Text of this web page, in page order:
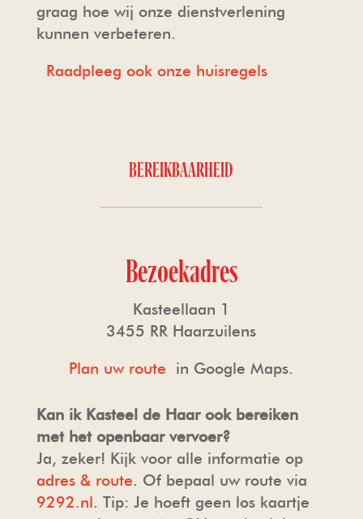
graag hoe wij onze dienstverlening
kunnen verbeteren.
Raadpleeg ook onze huisregels
BEREIKBAARHEID
Bezoekadres
Kasteellaan 1
3455 RR Haarzuilens
Plan uw route in Google Maps.
Kan ik Kasteel de Haar ook bereiken
met het openbaar vervoer?
Ja, zeker! Kijk voor alle informatie op
adres & route. Of bepaal uw route via
9292.nl. Tip: Je hoeft geen los kaartje